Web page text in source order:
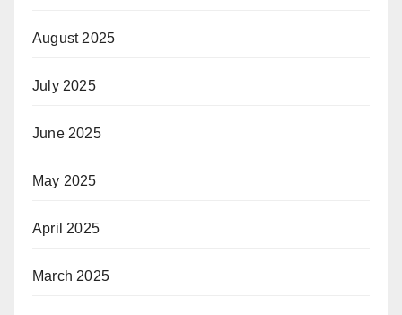
August 2025
July 2025
June 2025
May 2025
April 2025
March 2025